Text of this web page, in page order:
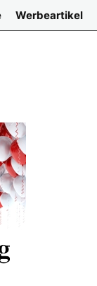
Werbeartikel